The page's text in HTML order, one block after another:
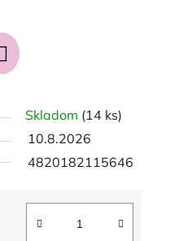
Skladom (14 ks)
10.8.2026
4820182115646